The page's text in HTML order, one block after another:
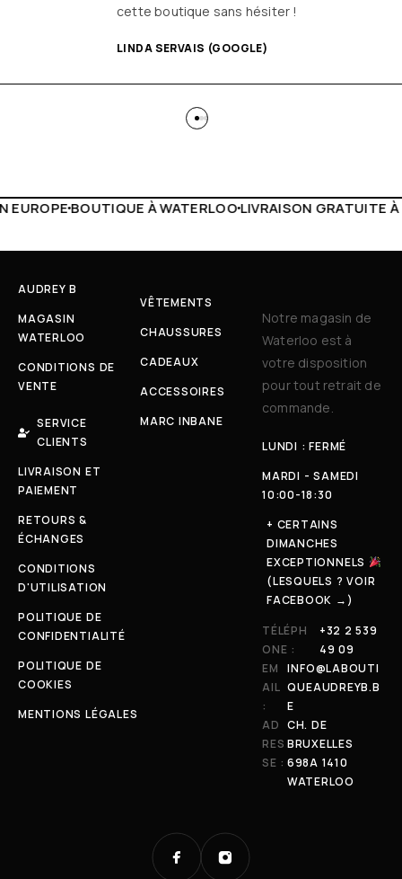
cette boutique sans hésiter !
LINDA SERVAIS (GOOGLE)
LIVRAISON GRATUITE À PARTIR DE 150€LIVE
AUDREY B
MAGASIN
WATERLOO
CONDITIONS DE
VENTE
SERVICE
CLIENTS
LIVRAISON ET
PAIEMENT
RETOURS &
ÉCHANGES
CONDITIONS
D'UTILISATION
POLITIQUE DE
CONFIDENTIALITÉ
POLITIQUE DE
COOKIES
MENTIONS LÉGALES
VÊTEMENTS
CHAUSSURES
CADEAUX
ACCESSOIRES
MARC INBANE
Notre magasin de
Waterloo est à
votre disposition
pour tout retrait de
commande.
LUNDI : FERMÉ
MARDI - SAMEDI
10:00-18:30
+ CERTAINS
DIMANCHES
EXCEPTIONNELS
(LESQUELS ? VOIR
FACEBOOK →)
TÉLÉPH
ONE :
+32 2 539
49 09
EM
AIL
:
INFO@LABOUTI
QUEAUDREYB.B
E
AD
RES
SE :
CH. DE
BRUXELLES
698A 1410
WATERLOO